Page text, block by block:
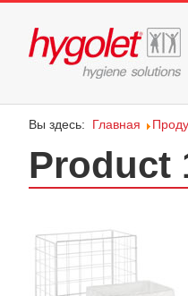
Вы здесь: Главная
Product